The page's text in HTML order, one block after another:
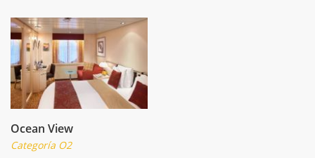
Ocean View
Categoría O2